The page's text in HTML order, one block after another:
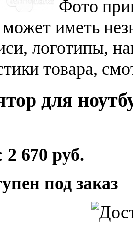
Фото
иметь
логотипы,
товара,
для
2 670 руб.
под заказ